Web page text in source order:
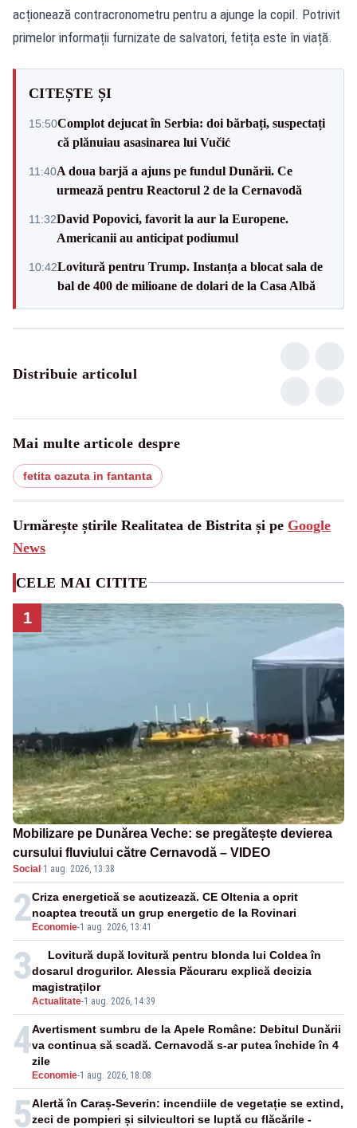
acționează contracronometru pentru a ajunge la copil. Potrivit
primelor informații furnizate de salvatori, fetița este în viață.
CITEȘTE ȘI
15:50Complot dejucat în Serbia: doi bărbați, suspectați
că plănuiau asasinarea lui Vučić
11:40A doua barjă a ajuns pe fundul Dunării. Ce
urmează pentru Reactorul 2 de la Cernavodă
11:32David Popovici, favorit la aur la Europene.
Americanii au anticipat podiumul
10:42Lovitură pentru Trump. Instanța a blocat sala de
bal de 400 de milioane de dolari de la Casa Albă
Distribuie articolul
Mai multe articole despre
fetita cazuta in fantanta
Urmărește știrile Realitatea de Bistrita și pe Google
News
CELE MAI CITITE
1
Mobilizare pe Dunărea Veche: se pregătește devierea
cursului fluviului către Cernavodă – VIDEO
Social ·1 aug. 2026, 13:38
2 Economie-1 aug. 2026, 13:41
Criza energetică se acutizează. CE Oltenia a oprit
noaptea trecută un grup energetic de la Rovinari
3
Actualitate-1 aug. 2026, 14:39
Lovitură după lovitură pentru blonda lui Coldea în
dosarul drogurilor. Alessia Păcuraru explică decizia
magistraților
4
Economie-1 aug. 2026, 18:08
Avertisment sumbru de la Apele Române: Debitul Dunării
va continua să scadă. Cernavodă s-ar putea închide în 4
zile
5Alertă în Caraș-Severin: incendiile de vegetație se extind,
zeci de pompieri și silvicultori se luptă cu flăcările -